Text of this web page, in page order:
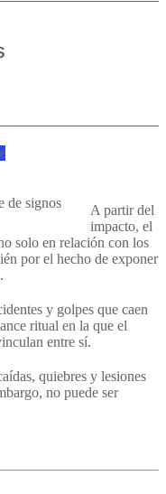
A partir del
impacto, el
solo en relación con los
por el hecho de exponer
y golpes que caen
ritual en la que el
entre sí.
quiebres y lesiones
no puede ser